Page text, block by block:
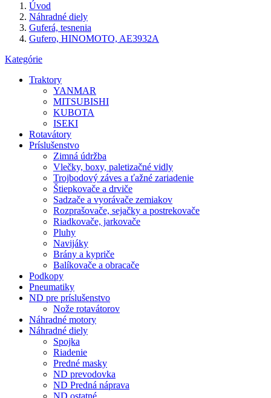
Úvod
Náhradné diely
Guferá, tesnenia
Gufero, HINOMOTO, AE3932A
Kategórie
Traktory
YANMAR
MITSUBISHI
KUBOTA
ISEKI
Rotavátory
Príslušenstvo
Zimná údržba
Vlečky, boxy, paletizačné vidly
Trojbodový záves a ťažné zariadenie
Štiepkovače a drviče
Sadzače a vyorávače zemiakov
Rozprašovače, sejačky a postrekovače
Riadkovače, jarkovače
Pluhy
Navijáky
Brány a kypriče
Balíkovače a obracače
Podkopy
Pneumatiky
ND pre príslušenstvo
Nože rotavátorov
Náhradné motory
Náhradné diely
Spojka
Riadenie
Predné masky
ND prevodovka
ND Predná náprava
ND ostatné